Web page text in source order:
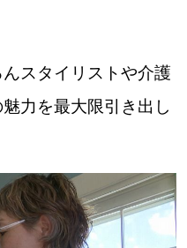
スタイリストや介護
力を最大限引き出し